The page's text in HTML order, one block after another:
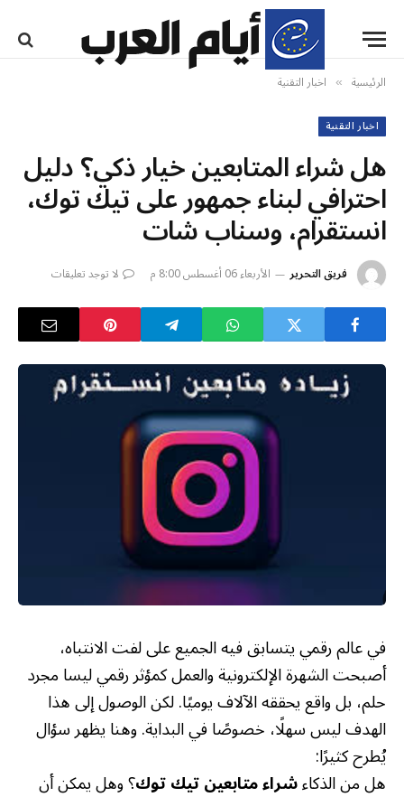
الرئيسية » اخبار التقنية
اخبار التقنية
هل شراء المتابعين خيار ذكي؟ دليل
احترافي لبناء جمهور على تيك توك،
انستقرام، وسناب شات
فريق التحرير الأربعاء 06 أغسطس 8:00 م لا توجد تعليقات
في عالم رقمي يتسابق فيه الجميع على لفت الانتباه،
أصبحت الشهرة الإلكترونية والعمل كمؤثر رقمي ليسا مجرد
حلم، بل واقع يحققه الآلاف يوميًا. لكن الوصول إلى هذا
الهدف ليس سهلًا، خصوصًا في البداية. وهنا يظهر سؤال
يُطرح كثيرًا:
هل من الذكاءشراء متابعين تيك توك؟ وهل يمكن أن